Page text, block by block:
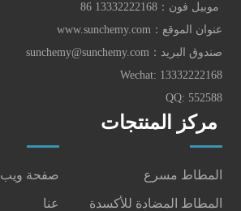
موبيل فون：86 13332222168
عنوان الموقع：www.sunchemy.com
صندوق البريد：sunchemy@sunchemy.com
Wechat: 13332222168
QQ: 552588
مركز المنتجات
المطاط مسرع
المطاط المضادة للأكسدة
صفحة ويب
عنا